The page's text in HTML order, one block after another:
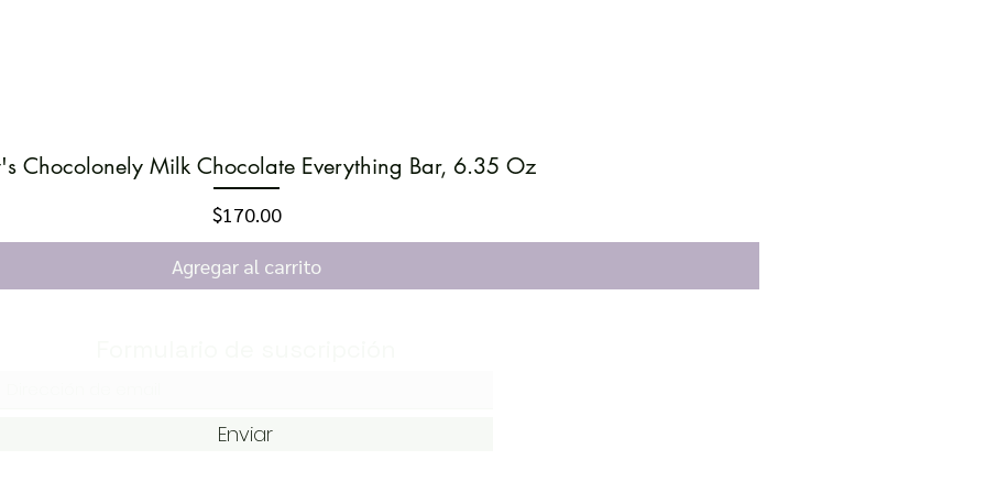
Vista rápida
Chocolonely Milk Chocolate Everything Bar, 6.35 Oz
Precio
$170.00
Agregar al carrito
Enviar